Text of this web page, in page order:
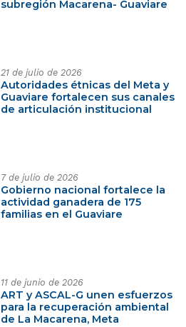
subregión Macarena- Guaviare
21 de julio de 2026
Autoridades étnicas del Meta y
Guaviare fortalecen sus canales
de articulación institucional
7 de julio de 2026
Gobierno nacional fortalece la
actividad ganadera de 175
familias en el Guaviare
11 de junio de 2026
ART y ASCAL-G unen esfuerzos
para la recuperación ambiental
de La Macarena, Meta